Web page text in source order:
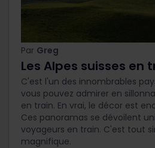
Par Greg
Les Alpes suisses en
C'est l'un des innombrables
vous pouvez admirer en
en train. En vrai, le décor est
Ces panoramas se dévoilent
voyageurs en train. C'est tout
magnifique.